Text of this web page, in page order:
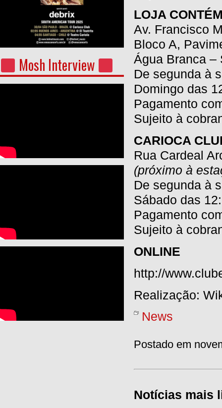
Mosh Interview
LOJA
Av. Francisco
Bloco A,
Água Branca –
De segunda à
Domingo das
Pagamento
Sujeito à
CARIOCA
Rua Cardeal
(próximo à
De segunda à
Sábado das
Pagamento
Sujeito à
ONLINE
http://
Realização:
News
Postado em
Notícias mais